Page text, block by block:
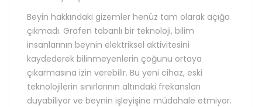
Beyin hakkındaki gizemler henüz tam olarak açığa
çıkmadı. Grafen tabanlı bir teknoloji, bilim
insanlarının beynin elektriksel aktivitesini
kaydederek bilinmeyenlerin çoğunu ortaya
çıkarmasına izin verebilir. Bu yeni cihaz, eski
teknolojilerin sınırlarının altındaki frekansları
duyabiliyor ve beynin işleyişine müdahale etmiyor.